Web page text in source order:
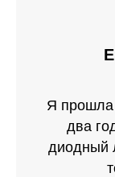
Я прошла
два
диодный